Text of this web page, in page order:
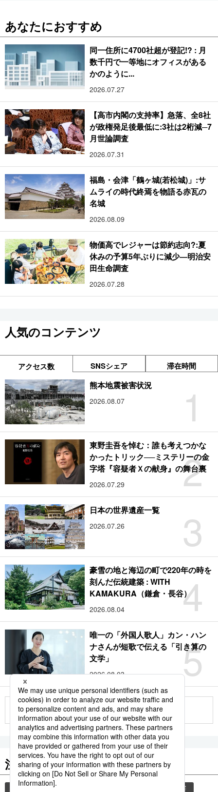
あなたにおすすめ
同一住所に4700社超が登記!? : 月
数千円で一等地にオフィスがある
かのように...
2026.07.27
【高市内閣の支持率】急落、全8社
が政権発足後最低に:3社は2桁減─7
月世論調査
2026.07.31
福島・会津「鶴ヶ城(若松城)」:サ
ムライの時代終焉を物語る赤瓦の
名城
2026.08.09
物価高でレジャーは節約志向?:夏
休みの予算5年ぶりに減少―明治安
田生命調査
2026.07.28
人気のコンテンツ
アクセス数 SNSシェア 滞在時間
1
熊本地震被害状況
2026.08.07
2
東野圭吾を悼む：誰も考えつかな
かったトリック──ミステリーの金
字塔『容疑者Ｘの献身』の舞台裏
2026.07.29
3
日本の世界遺産一覧
2026.07.26
4
豪雪の地と海辺の町で220年の時を
刻んだ伝統建築 : WITH
KAMAKURA（鎌倉・長谷）
2026.08.04
5
唯一の「外国人歌人」カン・ハン
ナさんが短歌で伝える「引き算の
文学」
2026.08.03
もっと見る
注目のキーワード
共同通信ニュース 災害